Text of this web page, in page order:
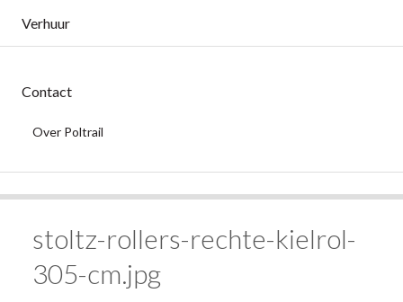
Verhuur
Contact
Over Poltrail
stoltz-rollers-rechte-kielrol-
305-cm.jpg